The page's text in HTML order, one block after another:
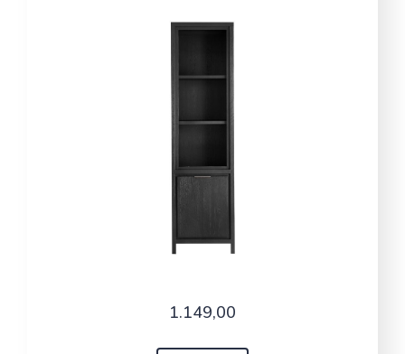
1.149,00